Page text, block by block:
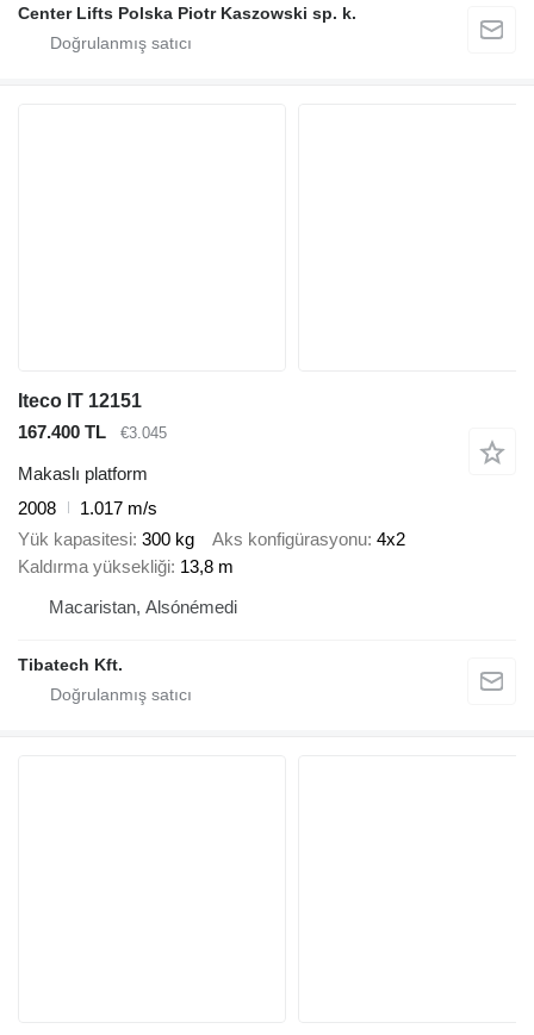
Center Lifts Polska Piotr Kaszowski sp. k.
Iteco IT 12151
167.400 TL
€3.045
Makaslı platform
2008
1.017 m/s
Yük kapasitesi 300 kg Aks konfigürasyonu 4x2
Kaldırma yüksekliği 13,8 m
Macaristan, Alsónémedi
Tibatech Kft.